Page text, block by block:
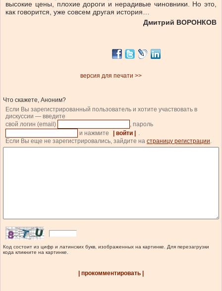
высокие цены, плохие дороги и нерадивые чиновники. Но это,
как говорится, уже совсем другая история…
Дмитрий ВОРОНКОВ
версия для печати >>
Что скажете, Аноним?
Если Вы зарегистрированный пользователь и хотите участвовать в
дискуссии — введите
свой логин (email)
, пароль
и нажмите
| войти |
.
Если Вы еще не зарегистрировались, зайдите на страницу регистрации.
Код состоит из цифр и латинских букв, изображенных на картинке. Для перезагрузки
кода кликните на картинке.
| прокомментировать |